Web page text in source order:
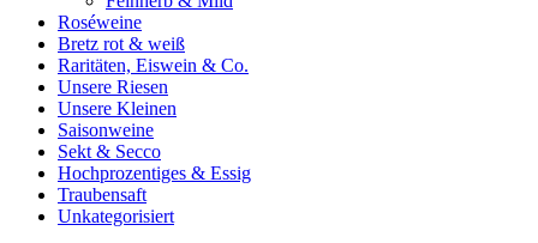
Roséweine
Bretz rot & weiß
Raritäten, Eiswein & Co.
Unsere Riesen
Unsere Kleinen
Saisonweine
Sekt & Secco
Hochprozentiges & Essig
Traubensaft
Unkategorisiert